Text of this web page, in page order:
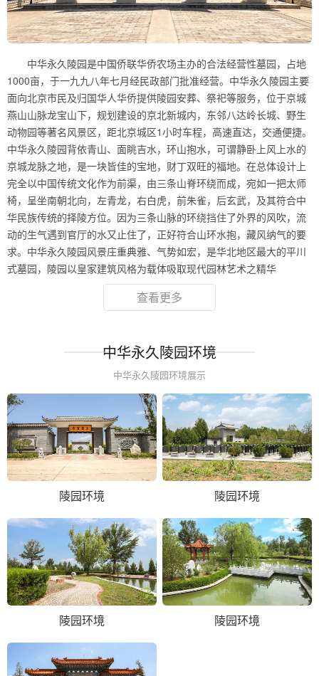
中华永久陵园是中国侨联华侨农场主办的合法经营性墓园，占地
1000亩，于一九九八年七月经民政部门批准经营。中华永久陵园主要
面向北京市民及归国华人华侨提供陵园安葬、祭祀等服务，位于京城
燕山山脉龙宝山下，规划建设的京北新城内，东邻八达岭长城、野生
动物园等著名风景区，距北京城区1小时车程，高速直达，交通便捷。
中华永久陵园背依青山、面眺吉水，环山抱水，可谓静卧上风上水的
京城龙脉之地，是一块皆佳的宝地，财丁双旺的福地。在总体设计上
完全以中国传统文化作为前渠，由三条山脊环绕而成，宛如一把太师
椅，呈坐南朝北向，左青龙，右白虎，前朱雀，后玄武，及其符合中
华民族传统的择陵方位。因为三条山脉的环绕挡住了外界的风吹，流
动的生气遇到官厅的水又止住了，正好符合山环水抱，藏风纳气的要
求。中华永久陵园风景庄重典雅、气势如宏，是华北地区最大的平川
式墓园，陵园以皇家建筑风格为载体吸取现代园林艺术之精华
查看更多
中华永久陵园环境
中华永久陵园环境展示
陵园环境 陵园环境
陵园环境 陵园环境